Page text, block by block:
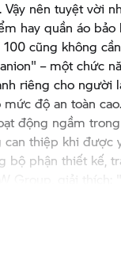
Vậy nên tuyệt vời
hay quần áo bảo
100 cũng không
– một chức
riêng cho người
độ an toàn
động ngầm
can thiệp khi được
bộ phận thiết kế,
giải thích:
hiển thị và vận